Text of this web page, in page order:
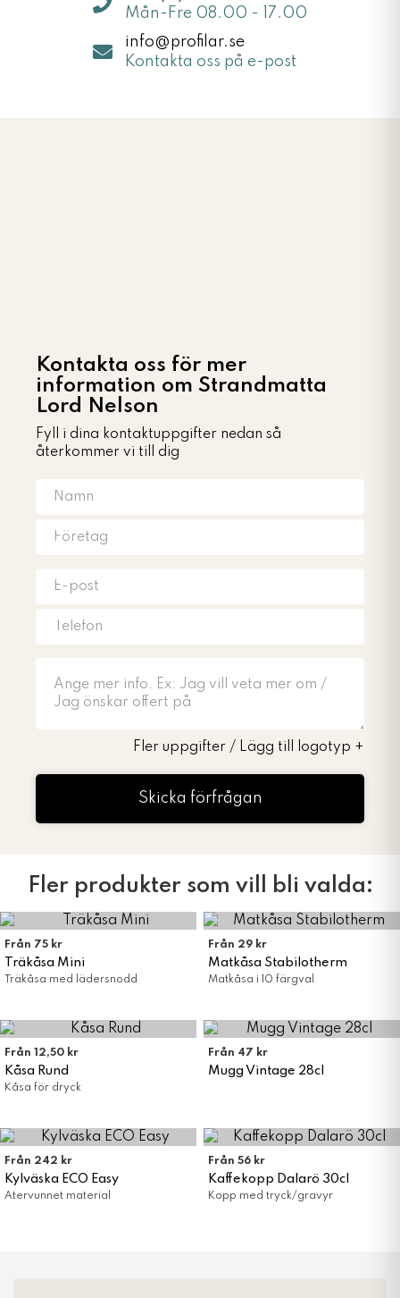
Mån-Fre 08.00 - 17.00
info@profilar.se
Kontakta oss på e-post
Kontakta oss för mer
information om Strandmatta
Lord Nelson
Fyll i dina kontaktuppgifter nedan så
återkommer vi till dig
Fler uppgifter / Lägg till logotyp +
Skicka förfrågan
Fler produkter som vill bli valda:
Från 75 kr
Träkåsa Mini
Träkåsa med lädersnodd
Från 29 kr
Matkåsa Stabilotherm
Matkåsa i 10 färgval
Från 12,50 kr
Kåsa Rund
Kåsa för dryck
Från 47 kr
Mugg Vintage 28cl
Från 242 kr
Kylväska ECO Easy
Återvunnet material
Från 56 kr
Kaffekopp Dalarö 30cl
Kopp med tryck/gravyr